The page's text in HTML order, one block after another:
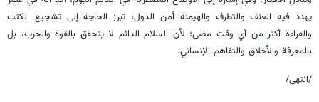
يهدد فيه العنف والتطرف والهيمنة أمن الدول، تبرز الحاجة إلى تشجيع الكتب
والقراءة أكثر من أي وقت مضى؛ لأن السلام الدائم لا يتحقق بالقوة والحرب، بل
بالمعرفة والأخلاق والتفاهم الإنساني.
/انتهى/